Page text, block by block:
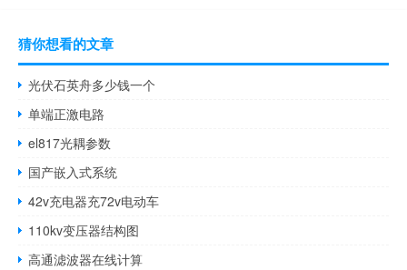
猜你想看的文章
光伏石英舟多少钱一个
单端正激电路
el817光耦参数
国产嵌入式系统
42v充电器充72v电动车
110kv变压器结构图
高通滤波器在线计算